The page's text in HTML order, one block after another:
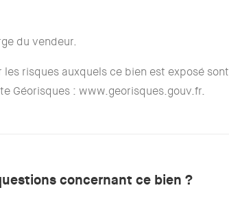
du vendeur.
les risques auxquels ce bien est exposé sont
Géorisques : www.georisques.gouv.fr.
concernant ce bien ?